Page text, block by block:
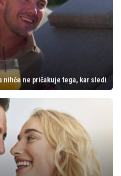
ne pričakuje tega, kar sledi